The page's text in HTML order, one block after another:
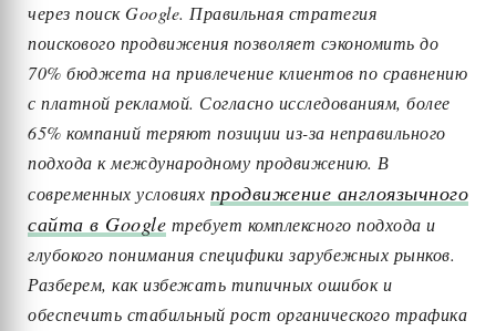
через поиск Google. Правильная стратегия
поискового продвижения позволяет сэкономить до
70% бюджета на привлечение клиентов по сравнению
с платной рекламой. Согласно исследованиям, более
65% компаний теряют позиции из-за неправильного
подхода к международному продвижению. В
современных условиях продвижение англоязычного
сайта в Google требует комплексного подхода и
глубокого понимания специфики зарубежных рынков.
Разберем, как избежать типичных ошибок и
обеспечить стабильный рост органического трафика